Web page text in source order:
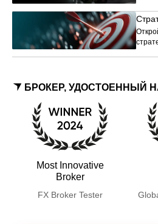
БРОКЕР, УДОСТОЕННЫЙ
Most Innovative
Broker
FX Broker Tester